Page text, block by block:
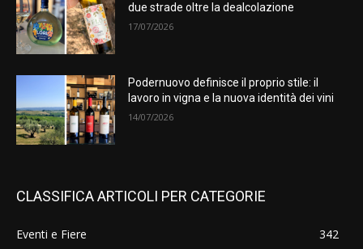
due strade oltre la dealcolazione
17/07/2026
Podernuovo definisce il proprio stile: il
lavoro in vigna e la nuova identità dei vini
14/07/2026
CLASSIFICA ARTICOLI PER CATEGORIE
Eventi e Fiere
342